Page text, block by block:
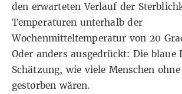
den erwarteten Verlauf der
Temperaturen unterhalb der
Wochenmitteltemperatur von 20
Oder anders ausgedrückt: Die blaue
Schätzung, wie viele Menschen
gestorben wären.